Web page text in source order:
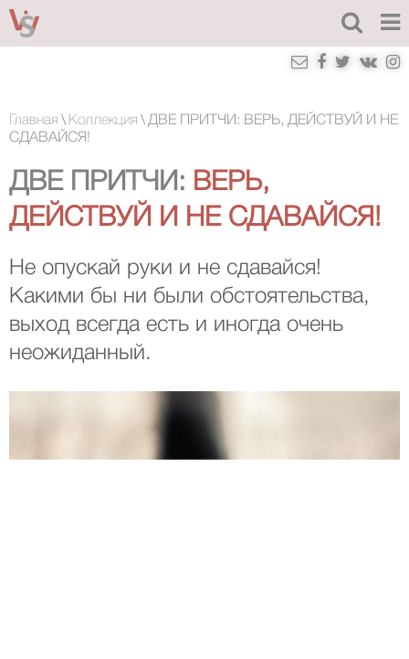
Главная \ Коллекция \ ДВЕ ПРИТЧИ: ВЕРЬ, ДЕЙСТВУЙ И НЕ
СДАВАЙСЯ!
ДВЕ ПРИТЧИ: ВЕРЬ,
ДЕЙСТВУЙ И НЕ СДАВАЙСЯ!
Не опускай руки и не сдавайся!
Какими бы ни были обстоятельства,
выход всегда есть и иногда очень
неожиданный.